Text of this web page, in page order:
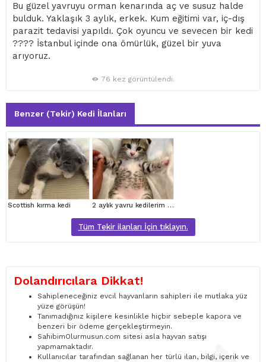
Bu güzel yavruyu orman kenarında aç ve susuz halde
bulduk. Yaklaşık 3 aylık, erkek. Kum eğitimi var, iç-dış
parazit tedavisi yapıldı. Çok oyuncu ve sevecen bir kedi
???? İstanbul içinde ona ömürlük, güzel bir yuva
arıyoruz.
76 kez görüntülendi.
Benzer (Tekir) Kedi İlanları
Scottish kırma kedi 2 aylık yavru kedilerim için, hayvan sever bir aile arıyorum
Tüm Tekir ilanları İçin tıklayın.
Dolandırıcılara Dikkat!
Sahipleneceğiniz evcil hayvanların sahipleri ile mutlaka yüz
yüze görüşün!
Tanımadığınız kişilere kesinlikle hiçbir sebeple kapora ve
benzeri bir ödeme gerçekleştirmeyin.
SahibimOlurmusun.com sitesi asla hayvan satışı
yapmamaktadır.
Kullanıcılar tarafından sağlanan her türlü ilan, bilgi, içerik ve